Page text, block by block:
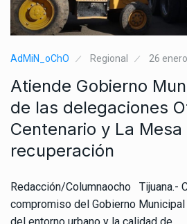
AdMiN_oChO Regional 26
Atiende Gobierno
de las delegaciones
Centenario y La Mesa
recuperación
Redacción/Columnaocho Tijuana.-
compromiso del Gobierno